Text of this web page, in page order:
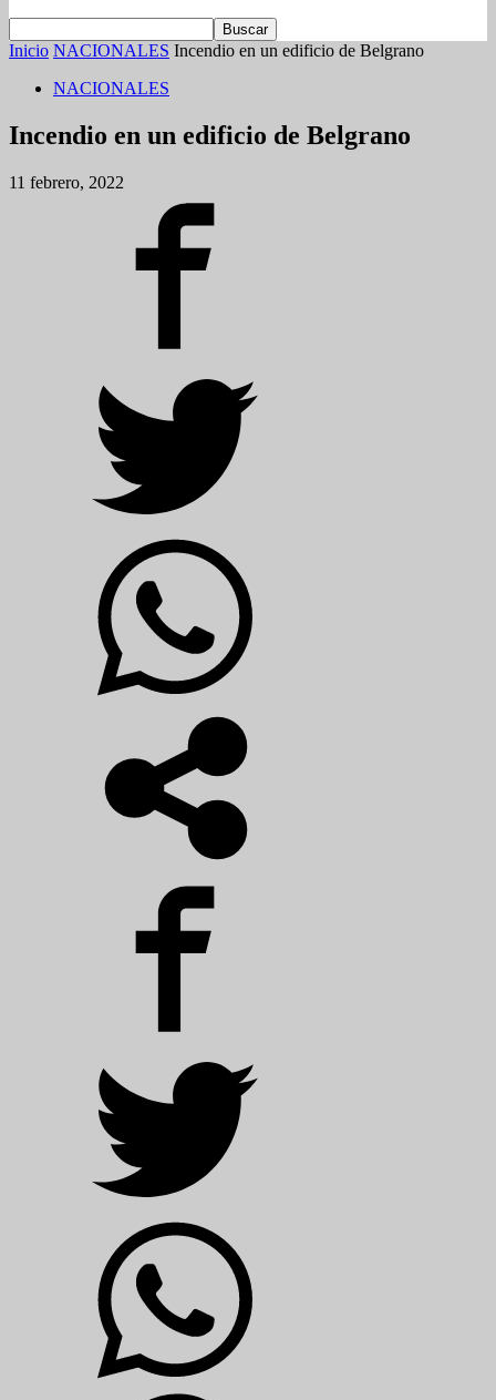
Inicio NACIONALES Incendio en un edificio de Belgrano
NACIONALES
Incendio en un edificio de Belgrano
11 febrero, 2022